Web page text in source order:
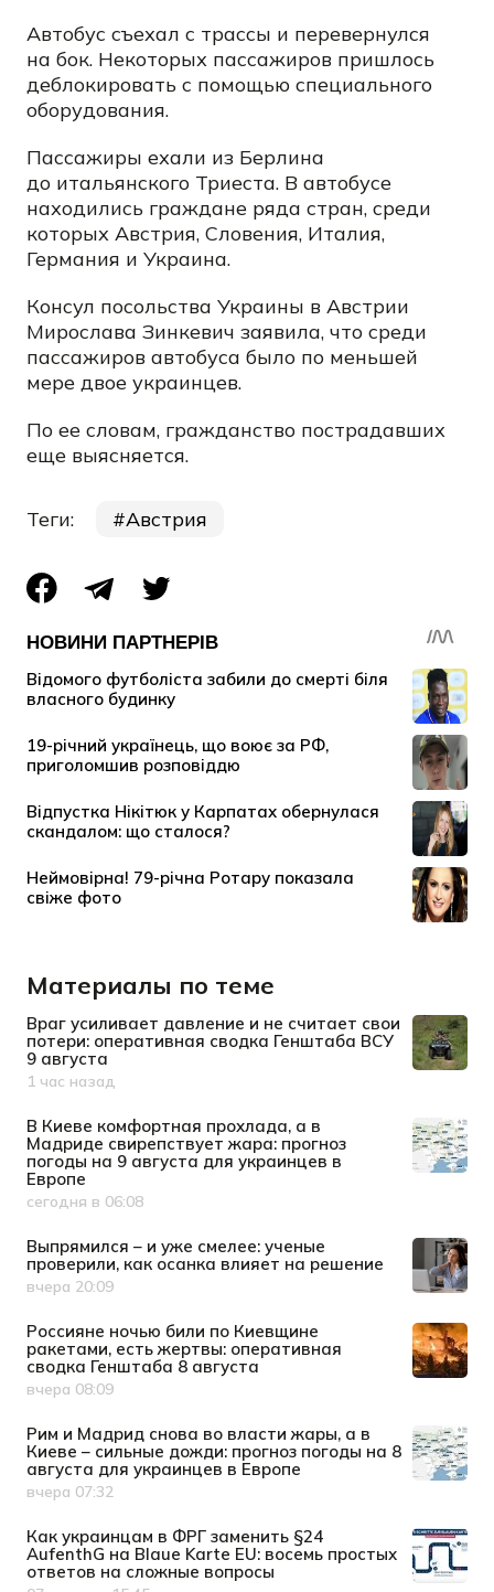
Автобус съехал с трассы и перевернулся
на бок. Некоторых пассажиров пришлось
деблокировать с помощью специального
оборудования.
Пассажиры ехали из Берлина
до итальянского Триеста. В автобусе
находились граждане ряда стран, среди
которых Австрия, Словения, Италия,
Германия и Украина.
Консул посольства Украины в Австрии
Мирослава Зинкевич заявила, что среди
пассажиров автобуса было по меньшей
мере двое украинцев.
По ее словам, гражданство пострадавших
еще выясняется.
Теги: Австрия
Материалы по теме
Враг усиливает давление и не считает свои
потери: оперативная сводка Генштаба ВСУ
9 августа
Дата публикации
1 час назад
В Киеве комфортная прохлада, а в
Мадриде свирепствует жара: прогноз
погоды на 9 августа для украинцев в
Европе
Дата публикации
сегодня в 06:08
Выпрямился – и уже смелее: ученые
проверили, как осанка влияет на решение
Дата публикации
вчера 20:09
Россияне ночью били по Киевщине
ракетами, есть жертвы: оперативная
сводка Генштаба 8 августа
Дата публикации
вчера 08:09
Рим и Мадрид снова во власти жары, а в
Киеве – сильные дожди: прогноз погоды на 8
августа для украинцев в Европе
Дата публикации
вчера 07:32
Как украинцам в ФРГ заменить §24
AufenthG на Blaue Karte EU: восемь простых
ответов на сложные вопросы